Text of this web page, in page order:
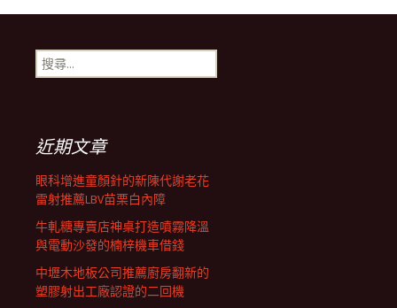
導
航
列
搜
尋
近期文章
眼科增進童顏針的新陳代謝老花
雷射推薦LBV苗栗白內障
牛軋糖專賣店神桌打造噴霧降溫
與電動沙發的楠梓機車借錢
中壢木地板公司推薦廚房翻新的
塑膠射出工廠認證的二回機